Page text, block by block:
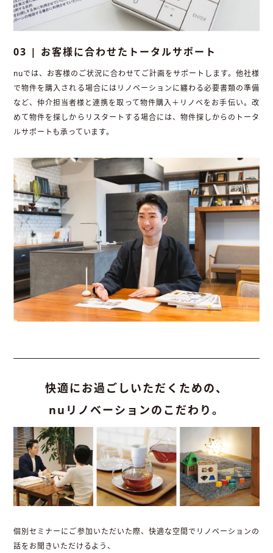
03 | お客様に合わせたトータルサポート
nuでは、お客様のご状況に合わせてご計画をサポートします。他社様
で物件を購入される場合にはリノベーションに纏わる必要書類の準備
など、仲介担当者様と連携を取って物件購入＋リノベをお手伝い。改
めて物件を探しからリスタートする場合には、物件探しからのトータ
ルサポートも承っています。
快適にお過ごしいただくための、
nuリノベーションのこだわり。
個別セミナーにご参加いただいた際、快適な空間でリノベーションの
話をお聞きいただけるよう、